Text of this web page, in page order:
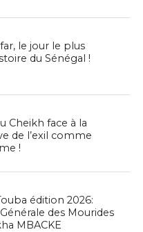
le jour le plus
du Sénégal !
Cheikh face à la
de l’exil comme
!
édition 2026:
des Mourides
MBACKE